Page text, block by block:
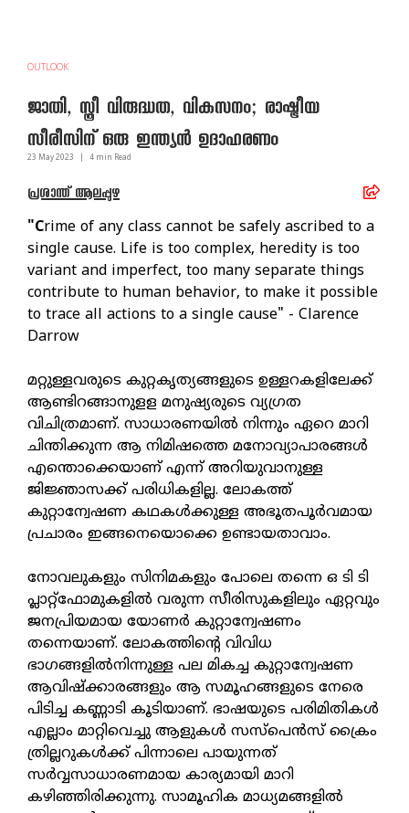
OUTLOOK
ജാതി, സ്ത്രീ വിരുദ്ധത, വികസനം; രാഷ്ട്രീയ
സീരീസിന് ഒരു ഇന്ത്യൻ ഉദാഹരണം
23 May 2023 4 min Read
പ്രശാന്ത് ആലപ്പുഴ
"Crime of any class cannot be safely ascribed to a
single cause. Life is too complex, heredity is too
variant and imperfect, too many separate things
contribute to human behavior, to make it possible
to trace all actions to a single cause" - Clarence
Darrow
മറ്റുള്ളവരുടെ കുറ്റകൃത്യങ്ങളുടെ ഉള്ളറകളിലേക്ക്
ആണ്ടിറങ്ങാനുളള മനുഷ്യരുടെ വ്യഗ്രത
വിചിത്രമാണ്. സാധാരണയിൽ നിന്നും ഏറെ മാറി
ചിന്തിക്കുന്ന ആ നിമിഷത്തെ മനോവ്യാപാരങ്ങൾ
എന്തൊക്കെയാണ് എന്ന് അറിയുവാനുള്ള
ജിജ്ഞാസക്ക് പരിധികളില്ല. ലോകത്ത്
കുറ്റാന്വേഷണ കഥകൾക്കുള്ള അഭൂതപൂർവമായ
പ്രചാരം ഇങ്ങനെയൊക്കെ ഉണ്ടായതാവാം.
നോവലുകളും സിനിമകളും പോലെ തന്നെ ഒ ടി ടി
പ്ലാറ്റ്ഫോമുകളിൽ വരുന്ന സീരിസുകളിലും ഏറ്റവും
ജനപ്രിയമായ യോണർ കുറ്റാന്വേഷണം
തന്നെയാണ്. ലോകത്തിന്റെ വിവിധ
ഭാഗങ്ങളിൽനിന്നുള്ള പല മികച്ച കുറ്റാന്വേഷണ
ആവിഷ്ക്കാരങ്ങളും ആ സമൂഹങ്ങളുടെ നേരെ
പിടിച്ച കണ്ണാടി കൂടിയാണ്. ഭാഷയുടെ പരിമിതികൾ
എല്ലാം മാറ്റിവെച്ചു ആളുകൾ സസ്പെൻസ് ക്രൈം
ത്രില്ലറുകൾക്ക് പിന്നാലെ പായുന്നത്
സർവ്വസാധാരണമായ കാര്യമായി മാറി
കഴിഞ്ഞിരിക്കുന്നു. സാമൂഹിക മാധ്യമങ്ങളിൽ